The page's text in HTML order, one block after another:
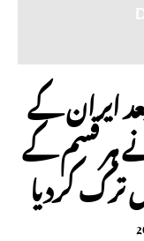
ایران کے
ہر قسم کے
ترک کردیا